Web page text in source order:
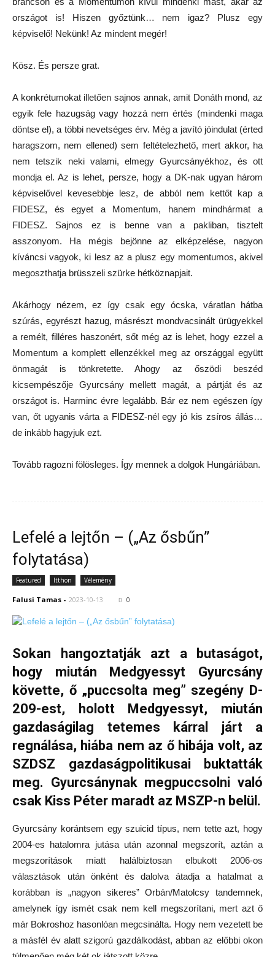
országot is! Hiszen győztünk… nem igaz? Plusz egy
képviselő! Nekünk! Az mindent megér!
Kösz. És persze grat.
A konkrétumokat illetően sajnos annak, amit Donáth mond, az
egyik fele hazugság vagy hozzá nem értés (mindenki maga
döntse el), a többi nevetséges érv. Még a javító jóindulat (érted
haragszom, nem ellened) sem feltételezhető, mert akkor, ha
nem tetszik neki valami, elmegy Gyurcsányékhoz, és ott
mondja el. Az is lehet, persze, hogy a DK-nak ugyan három
képviselővel kevesebbje lesz, de abból nem kettőt kap a
FIDESZ, és egyet a Momentum, hanem mindhármat a
FIDESZ. Sajnos ez is benne van a pakliban, tisztelt
asszonyom. Ha mégis bejönne az elképzelése, nagyon
kíváncsi vagyok, ki lesz az a plusz egy momentumos, akivel
megoszthatja brüsszeli szürke hétköznapjait.
Akárhogy nézem, ez így csak egy ócska, váratlan hátba
szúrás, egyrészt hazug, másrészt mondvacsinált ürügyekkel
a remélt, filléres haszonért, sőt még az is lehet, hogy ezzel a
Momentum a komplett ellenzékkel meg az országgal együtt
önmagát is tönkretette. Ahogy az őszödi beszéd
kicsempészője Gyurcsány mellett magát, a pártját és az
országot is. Harminc évre legalább. Bár ez nem egészen így
van, őt ugyanis várta a FIDESZ-nél egy jó kis zsíros állás…
de inkább hagyjuk ezt.
Tovább ragozni fölösleges. Így mennek a dolgok Hungáriában.
Lefelé a lejtőn – („Az ősbűn”
folytatása)
Featured Itthon Vélemény
Falusi Tamas - 2023-10-13 0
Sokan hangoztatják azt a butaságot,
hogy miután Medgyessyt Gyurcsány
követte, ő „puccsolta meg” szegény D-
209-est, holott Medgyessyt, miután
gazdaságilag tetemes kárral járt a
regnálása, hiába nem az ő hibája volt, az
SZDSZ gazdaságpolitikusai buktatták
meg. Gyurcsánynak megpuccsolni való
csak Kiss Péter maradt az MSZP-n belül.
Gyurcsány korántsem egy szuicid típus, nem tette azt, hogy
2004-es hatalomra jutása után azonnal megszorít, aztán a
megszorítások miatt halálbiztosan elbukott 2006-os
választások után önként és dalolva átadja a hatalmat a
korábban is „nagyon sikeres” Orbán/Matolcsy tandemnek,
amelynek így ismét csak nem kell megszorítani, mert azt ő
már Bokroshoz hasonlóan megcsinálta. Hogy nem vezetett be
a másfél év alatt szigorú gazdálkodást, abban az előbbi okon